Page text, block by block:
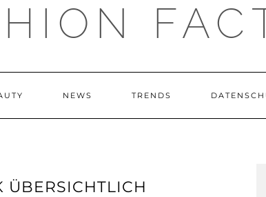
NEWS TRENDS
ÜBERSICHTLICH